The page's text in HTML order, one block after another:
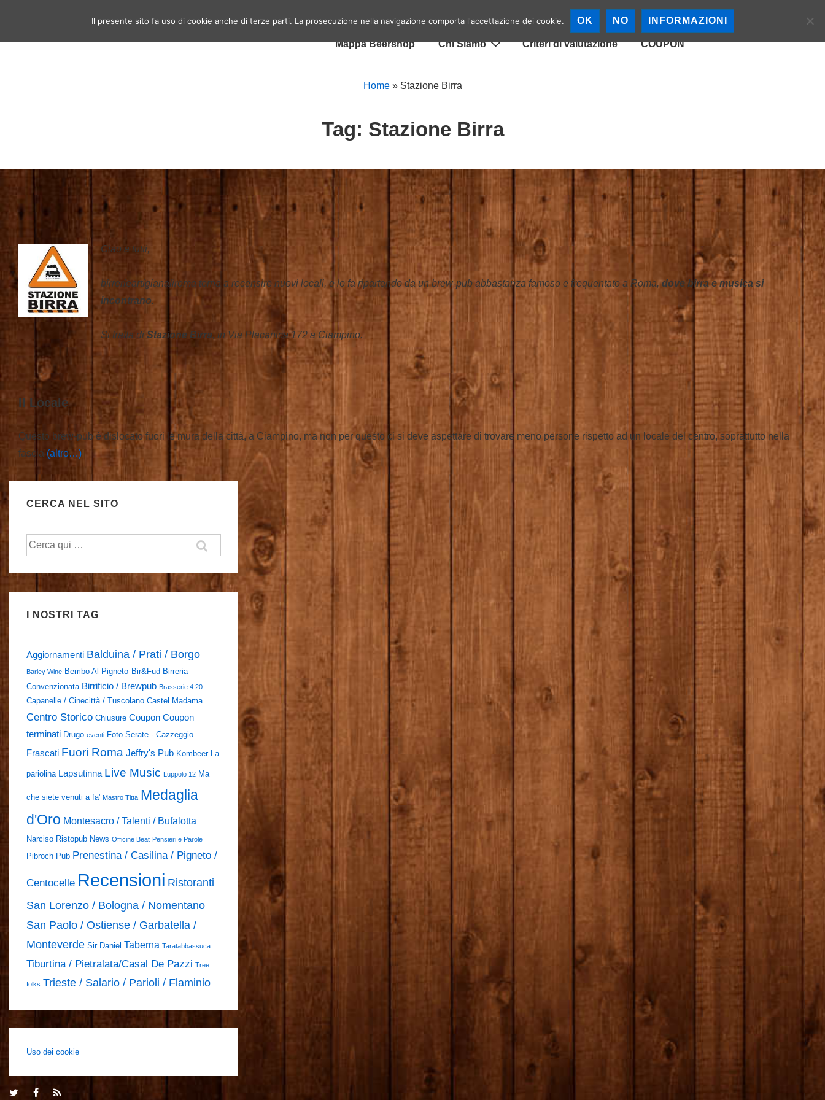
al
Birrerie artigianali a Roma – La birra
principale
Mappa Birrerie
Mappa Beershop Chi Siamo Criteri di valutazione COUPON
Home» Stazione Birra
Tag: Stazione Birra
Ciao a tutti,
birrerieartigianaliroma torna a recensire nuovi locali, e lo fa ripartendo da un brew-pub abbastanza famoso e frequentato a Roma,dove birra e musica si
incontrano.
Si tratta di Stazione Birra, in Via Placanica 172 a Ciampino.
Il Locale
Questo brew-pub è dislocato fuori le mura della città, a Ciampino, ma non per questo ci si deve aspettare di trovare meno persone rispetto ad un locale del centro, soprattutto nella
fascia (altro…)
CERCA NEL SITO
Cerca:
I NOSTRI TAG
Aggiornamenti Balduina / Prati / Borgo
Barley Wine Bembo Al Pigneto Bir&Fud Birreria
Convenzionata Birrificio / Brewpub Brasserie 4:20
Capanelle / Cinecittà / Tuscolano Castel Madama
Centro Storico Chiusure Coupon Coupon
terminati Drugo eventi Foto Serate - Cazzeggio
Frascati Fuori Roma Jeffry's Pub Kombeer La
pariolina Lapsutinna Live Music Luppolo 12 Ma
che siete venuti a fa' Mastro Titta Medaglia
d'Oro Montesacro / Talenti / Bufalotta
Narciso Ristopub News Officine Beat Pensieri e Parole
Pibroch Pub Prenestina / Casilina / Pigneto /
Centocelle Recensioni Ristoranti
San Lorenzo / Bologna / Nomentano
San Paolo / Ostiense / Garbatella /
Monteverde Sir Daniel Taberna Taratabbassuca
Tiburtina / Pietralata/Casal De Pazzi Tree
folks Trieste / Salario / Parioli / Flaminio
Uso dei cookie
Il presente sito fa uso di cookie anche di terze parti. La prosecuzione nella navigazione comporta l'accettazione dei cookie. OK NO INFORMAZIONI